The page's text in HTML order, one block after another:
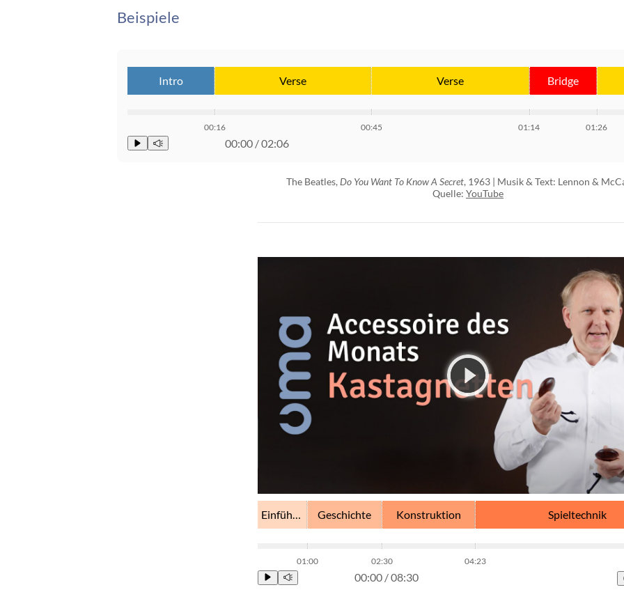
Beispiele
Intro Verse Verse Bridge
00:16 00:45 01:14 01:26
00:00/02:06
The Beatles, Do You Want To Know A Secret, 1963 | Musik & Text: Lennon &
Quelle: YouTube
Einführung Geschichte Konstruktion Spieltechnik
01:00 02:30 04:23
00:00 /08:30